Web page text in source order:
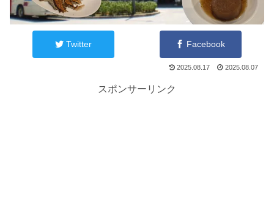
Twitter Facebook
2025.08.17 2025.08.07
スポンサーリンク